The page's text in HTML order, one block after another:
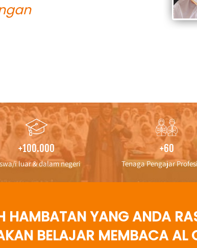
+100.000
i luar & dalam negeri
+60
Tenaga Pengajar
HAMBATAN YANG ANDA
BELAJAR MEMBACA AL